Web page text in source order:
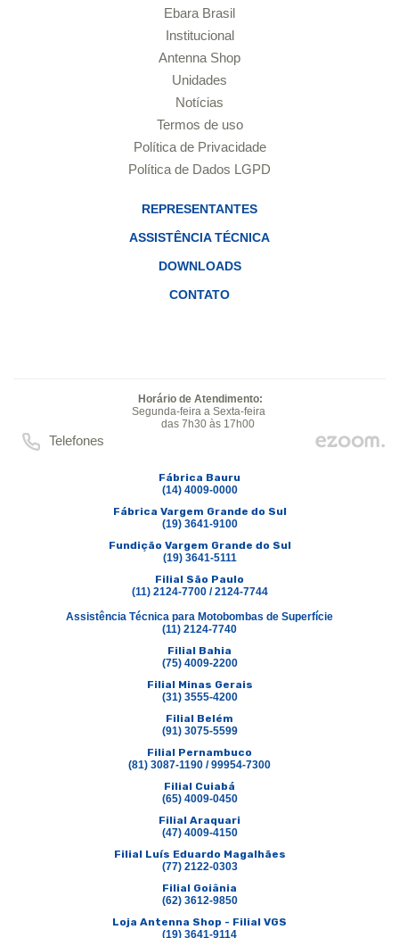
Ebara Brasil
Institucional
Antenna Shop
Unidades
Notícias
Termos de uso
Política de Privacidade
Política de Dados LGPD
REPRESENTANTES
ASSISTÊNCIA TÉCNICA
DOWNLOADS
CONTATO
Horário de Atendimento:
Segunda-feira a Sexta-feira
das 7h30 às 17h00
Telefones
Fábrica Bauru
(14) 4009-0000
Fábrica Vargem Grande do Sul
(19) 3641-9100
Fundição Vargem Grande do Sul
(19) 3641-5111
Filial São Paulo
(11) 2124-7700 / 2124-7744
Assistência Técnica para Motobombas de Superfície
(11) 2124-7740
Filial Bahia
(75) 4009-2200
Filial Minas Gerais
(31) 3555-4200
Filial Belém
(91) 3075-5599
Filial Pernambuco
(81) 3087-1190 / 99954-7300
Filial Cuiabá
(65) 4009-0450
Filial Araquari
(47) 4009-4150
Filial Luís Eduardo Magalhães
(77) 2122-0303
Filial Goiânia
(62) 3612-9850
Loja Antenna Shop - Filial VGS
(19) 3641-9114